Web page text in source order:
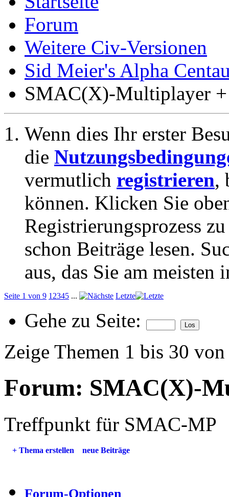
Forum
Weitere Civ-Versionen
Sid Meier's Alpha
SMAC(X)-Multiplayer
Wenn dies Ihr erster
die
vermutlich registrieren,
können. Klicken Sie
Registrierungsprozess
schon Beiträge lesen.
aus, das Sie am meisten
Seite 1 von 9 1 2345 ... Letzte
Gehe zu Seite:
Zeige Themen 1 bis 30
Forum: SMAC(X)-
Treffpunkt für SMAC-MP
+ Thema erstellen neue Beiträge
Forum-Optionen